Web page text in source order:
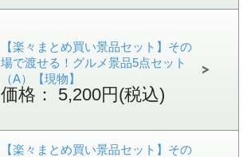
【楽々まとめ買い景品セット】その
場で渡せる！グルメ景品5点セット
（A）【現物】
価格： 5,200円(税込)
【楽々まとめ買い景品セット】その